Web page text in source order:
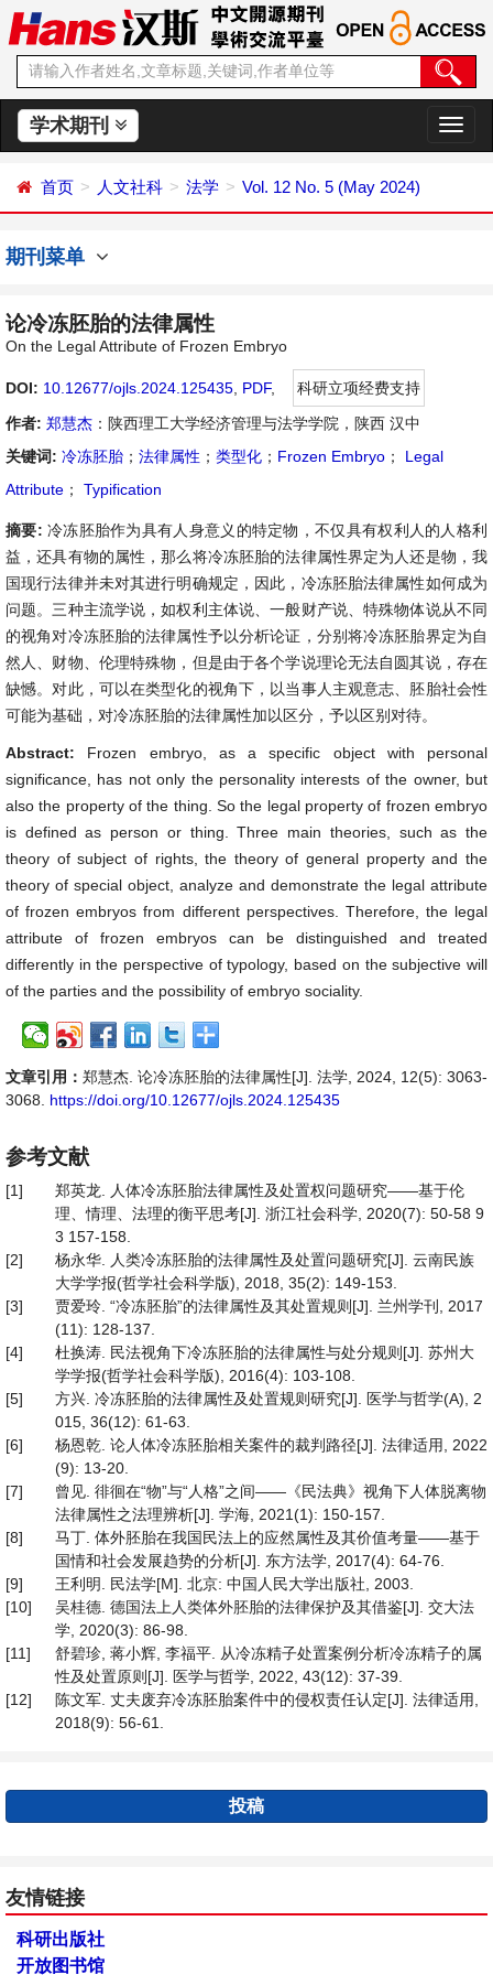
学术期刊
切
换
首页 人文社科 法学 Vol. 12 No. 5 (May 2024)
期刊菜单
论冷冻胚胎的法律属性
On the Legal Attribute of Frozen Embryo
DOI: 10.12677/ojls.2024.125435 PDF,
科研立项经费支持
作者: 郑慧杰 ：陕西理工大学经济管理与法学学院，陕西 汉中
关键词: 冷冻胚胎 ； 法律属性 ； 类型化 ； Frozen Embryo ；
Legal
Attribute ； Typification
摘要: 冷冻胚胎作为具有人身意义的特定物，不仅具有权利人的人格利
益，还具有物的属性，那么将冷冻胚胎的法律属性界定为人还是物，我
国现行法律并未对其进行明确规定，因此，冷冻胚胎法律属性如何成为
问题。三种主流学说，如权利主体说、一般财产说、特殊物体说从不同
的视角对冷冻胚胎的法律属性予以分析论证，分别将冷冻胚胎界定为自
然人、财物、伦理特殊物，但是由于各个学说理论无法自圆其说，存在
缺憾。对此，可以在类型化的视角下，以当事人主观意志、胚胎社会性
可能为基础，对冷冻胚胎的法律属性加以区分，予以区别对待。
Abstract: Frozen embryo, as a specific object with personal
significance, has not only the personality interests of the owner, but
also the property of the thing. So the legal property of frozen embryo
is defined as person or thing. Three main theories, such as the
theory of subject of rights, the theory of general property and the
theory of special object, analyze and demonstrate the legal attribute
of frozen embryos from different perspectives. Therefore, the legal
attribute of frozen embryos can be distinguished and treated
differently in the perspective of typology, based on the subjective will
of the parties and the possibility of embryo sociality.
文章引用： 郑慧杰. 论冷冻胚胎的法律属性[J]. 法学, 2024, 12(5): 3063-
3068. https://doi.org/10.12677/ojls.2024.125435
参考文献
[1]
郑英龙. 人体冷冻胚胎法律属性及处置权问题研究——基于伦
理、情理、法理的衡平思考[J]. 浙江社会科学, 2020(7): 50-58 9
3 157-158.
[2]
杨永华. 人类冷冻胚胎的法律属性及处置问题研究[J]. 云南民族
大学学报(哲学社会科学版), 2018, 35(2): 149-153.
[3]
贾爱玲. “冷冻胚胎”的法律属性及其处置规则[J]. 兰州学刊, 2017
(11): 128-137.
[4]
杜换涛. 民法视角下冷冻胚胎的法律属性与处分规则[J]. 苏州大
学学报(哲学社会科学版), 2016(4): 103-108.
[5]
方兴. 冷冻胚胎的法律属性及处置规则研究[J]. 医学与哲学(A), 2
015, 36(12): 61-63.
[6]
杨恩乾. 论人体冷冻胚胎相关案件的裁判路径[J]. 法律适用, 2022
(9): 13-20.
[7]
曾见. 徘徊在“物”与“人格”之间——《民法典》视角下人体脱离物
法律属性之法理辨析[J]. 学海, 2021(1): 150-157.
[8]
马丁. 体外胚胎在我国民法上的应然属性及其价值考量——基于
国情和社会发展趋势的分析[J]. 东方法学, 2017(4): 64-76.
[9]
王利明. 民法学[M]. 北京: 中国人民大学出版社, 2003.
[10]
吴桂德. 德国法上人类体外胚胎的法律保护及其借鉴[J]. 交大法
学, 2020(3): 86-98.
[11]
舒碧珍, 蒋小辉, 李福平. 从冷冻精子处置案例分析冷冻精子的属
性及处置原则[J]. 医学与哲学, 2022, 43(12): 37-39.
[12]
陈文军. 丈夫废弃冷冻胚胎案件中的侵权责任认定[J]. 法律适用,
2018(9): 56-61.
投稿
友情链接
科研出版社
开放图书馆